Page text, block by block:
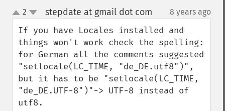
up
down
2 stepdate at gmail dot com 8 years ago
If you have Locales installed and
things won't work check the spelling:
for German all the comments suggested
"setlocale(LC_TIME, "de_DE.utf8")",
but it has to be "setlocale(LC_TIME,
"de_DE.UTF-8")"-> UTF-8 instead of
utf8.